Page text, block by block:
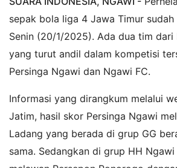
sepak bola liga 4 Jawa Timur
Senin (20/1/2025). Ada dua tim dari
yang turut andil dalam kompetisi
Persinga Ngawi dan Ngawi FC.
Informasi yang dirangkum melalui
Jatim, hasil skor Persinga Ngawi
Ladang yang berada di grup GG
sama. Sedangkan di grup HH